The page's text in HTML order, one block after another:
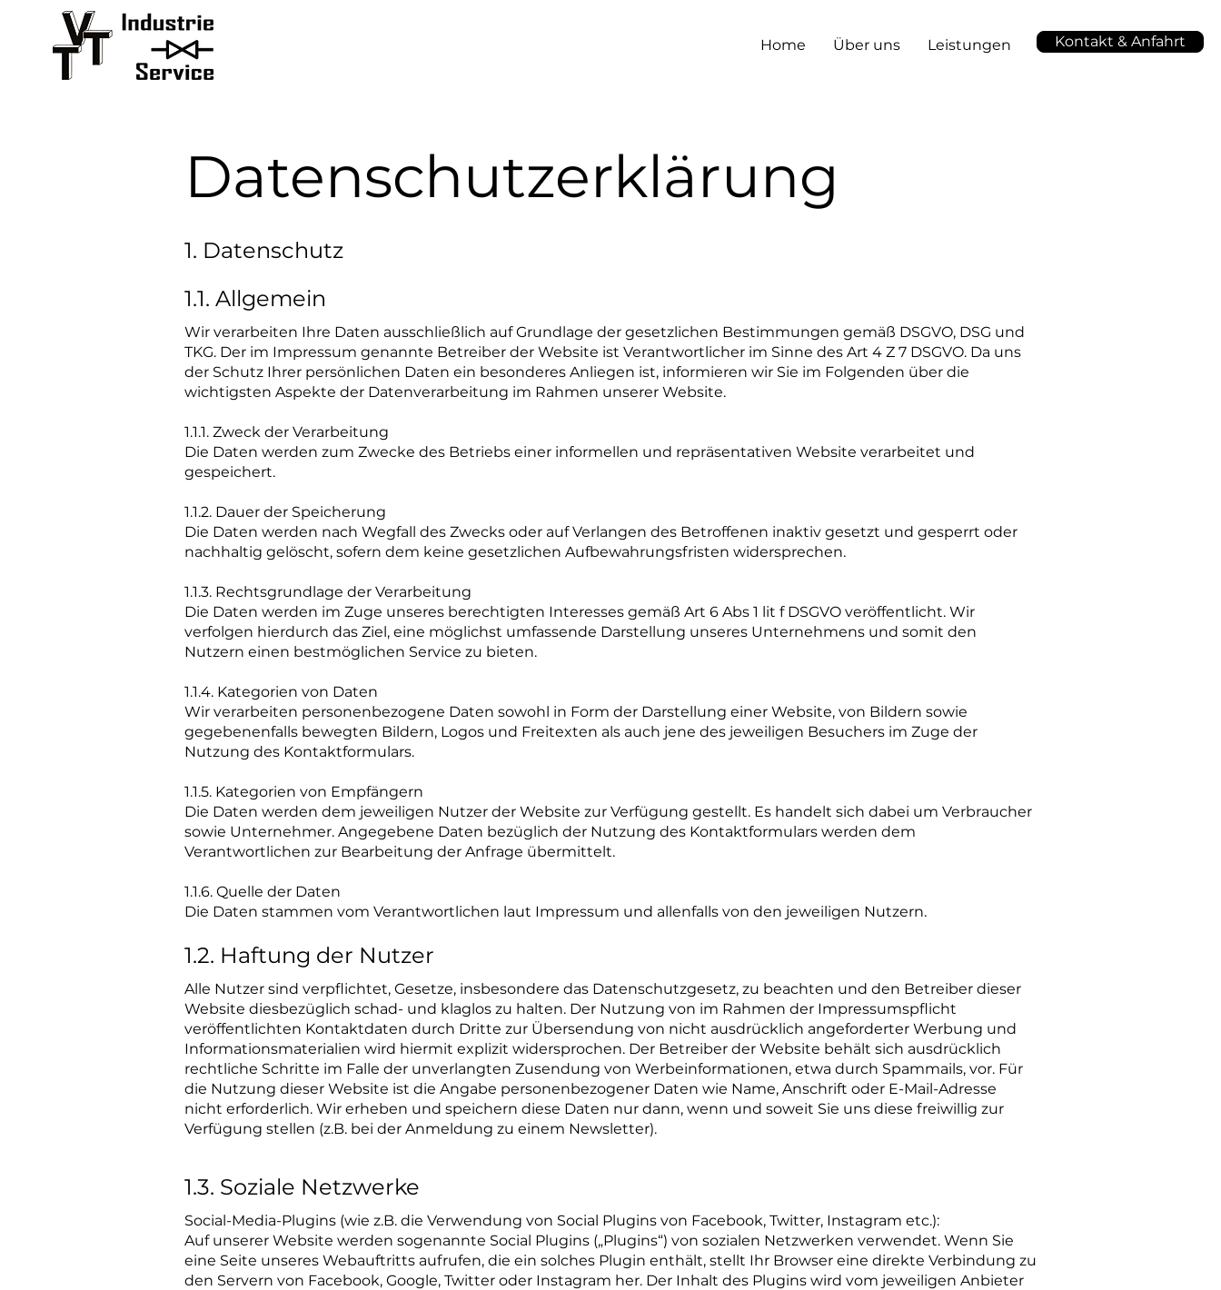
Home Über uns Leistungen Kontakt & Anfahrt
Datenschutzerklärung
1. Datenschutz
1.1. Allgemein
Wir verarbeiten Ihre Daten ausschließlich auf Grundlage der gesetzlichen Bestimmungen gemäß DSGVO, DSG und
TKG. Der im Impressum genannte Betreiber der Website ist Verantwortlicher im Sinne des Art 4 Z 7 DSGVO. Da uns
der Schutz Ihrer persönlichen Daten ein besonderes Anliegen ist, informieren wir Sie im Folgenden über die
wichtigsten Aspekte der Datenverarbeitung im Rahmen unserer Website.
1.1.1. Zweck der Verarbeitung
Die Daten werden zum Zwecke des Betriebs einer informellen und repräsentativen Website verarbeitet und
gespeichert.
1.1.2. Dauer der Speicherung
Die Daten werden nach Wegfall des Zwecks oder auf Verlangen des Betroffenen inaktiv gesetzt und gesperrt oder
nachhaltig gelöscht, sofern dem keine gesetzlichen Aufbewahrungsfristen widersprechen.
1.1.3. Rechtsgrundlage der Verarbeitung
Die Daten werden im Zuge unseres berechtigten Interesses gemäß Art 6 Abs 1 lit f DSGVO veröffentlicht. Wir
verfolgen hierdurch das Ziel, eine möglichst umfassende Darstellung unseres Unternehmens und somit den
Nutzern einen bestmöglichen Service zu bieten.
1.1.4. Kategorien von Daten
Wir verarbeiten personenbezogene Daten sowohl in Form der Darstellung einer Website, von Bildern sowie
gegebenenfalls bewegten Bildern, Logos und Freitexten als auch jene des jeweiligen Besuchers im Zuge der
Nutzung des Kontaktformulars.
1.1.5. Kategorien von Empfängern
Die Daten werden dem jeweiligen Nutzer der Website zur Verfügung gestellt. Es handelt sich dabei um Verbraucher
sowie Unternehmer. Angegebene Daten bezüglich der Nutzung des Kontaktformulars werden dem
Verantwortlichen zur Bearbeitung der Anfrage übermittelt.
1.1.6. Quelle der Daten
Die Daten stammen vom Verantwortlichen laut Impressum und allenfalls von den jeweiligen Nutzern.
1.2. Haftung der Nutzer
Alle Nutzer sind verpflichtet, Gesetze, insbesondere das Datenschutzgesetz, zu beachten und den Betreiber dieser
Website diesbezüglich schad- und klaglos zu halten. Der Nutzung von im Rahmen der Impressumspflicht
veröffentlichten Kontaktdaten durch Dritte zur Übersendung von nicht ausdrücklich angeforderter Werbung und
Informationsmaterialien wird hiermit explizit widersprochen. Der Betreiber der Website behält sich ausdrücklich
rechtliche Schritte im Falle der unverlangten Zusendung von Werbeinformationen, etwa durch Spammails, vor. Für
die Nutzung dieser Website ist die Angabe personenbezogener Daten wie Name, Anschrift oder E-Mail-Adresse
nicht erforderlich. Wir erheben und speichern diese Daten nur dann, wenn und soweit Sie uns diese freiwillig zur
Verfügung stellen (z.B. bei der Anmeldung zu einem Newsletter).
1.3. Soziale Netzwerke
Social-Media-Plugins (wie z.B. die Verwendung von Social Plugins von Facebook, Twitter, Instagram etc.):
Auf unserer Website werden sogenannte Social Plugins („Plugins“) von sozialen Netzwerken verwendet. Wenn Sie
eine Seite unseres Webauftritts aufrufen, die ein solches Plugin enthält, stellt Ihr Browser eine direkte Verbindung zu
den Servern von Facebook, Google, Twitter oder Instagram her. Der Inhalt des Plugins wird vom jeweiligen Anbieter